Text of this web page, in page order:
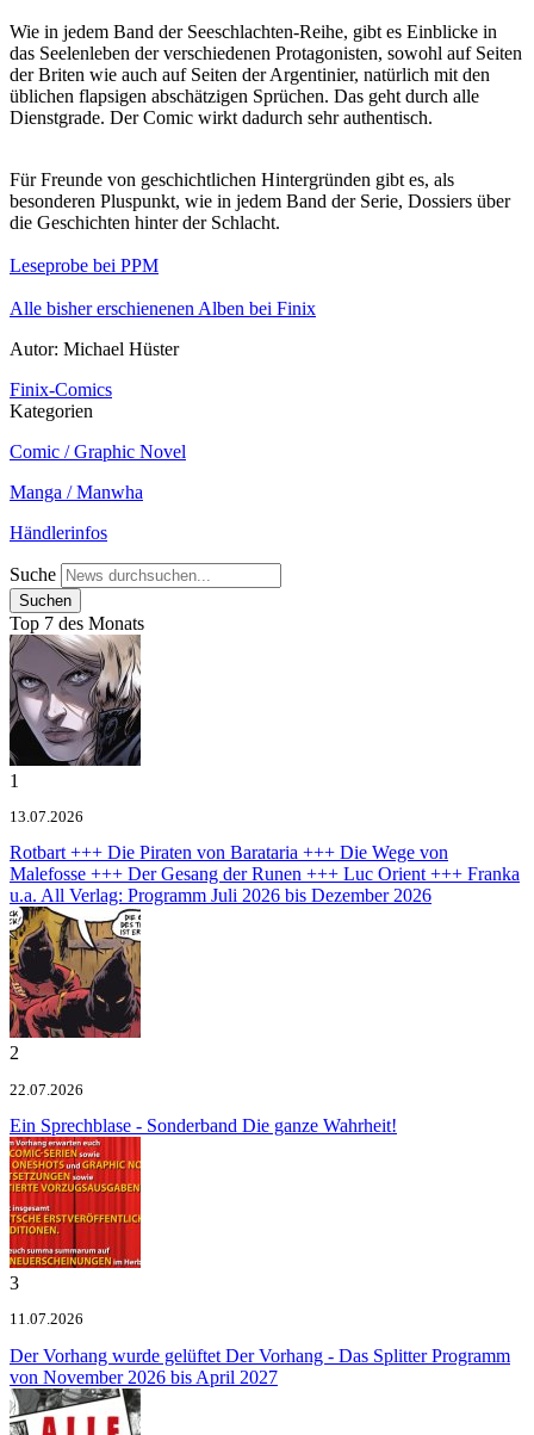
Wie in jedem Band der Seeschlachten-Reihe, gibt es Einblicke in
das Seelenleben der verschiedenen Protagonisten, sowohl auf Seiten
der Briten wie auch auf Seiten der Argentinier, natürlich mit den
üblichen flapsigen abschätzigen Sprüchen. Das geht durch alle
Dienstgrade. Der Comic wirkt dadurch sehr authentisch.
Für Freunde von geschichtlichen Hintergründen gibt es, als
besonderen Pluspunkt, wie in jedem Band der Serie, Dossiers über
die Geschichten hinter der Schlacht.
Leseprobe bei PPM
Alle bisher erschienenen Alben bei Finix
Autor: Michael Hüster
Finix-Comics
Kategorien
Comic / Graphic Novel
Manga / Manwha
Händlerinfos
Suche
Top 7 des Monats
1
13.07.2026
Rotbart +++ Die Piraten von Barataria +++ Die Wege von
Malefosse +++ Der Gesang der Runen +++ Luc Orient +++ Franka
u.a. All Verlag: Programm Juli 2026 bis Dezember 2026
2
22.07.2026
Ein Sprechblase - Sonderband Die ganze Wahrheit!
3
11.07.2026
Der Vorhang wurde gelüftet Der Vorhang - Das Splitter Programm
von November 2026 bis April 2027